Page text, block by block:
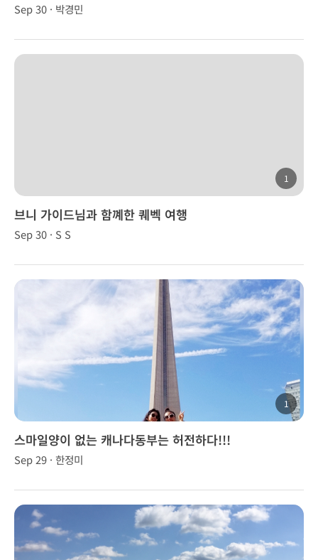
Sep 30 · 박경민
1
브니 가이드님과 함꼐한 퀘벡 여행
Sep 30 · S S
1
스마일양이 없는 캐나다동부는 허전하다!!!
Sep 29 · 한정미